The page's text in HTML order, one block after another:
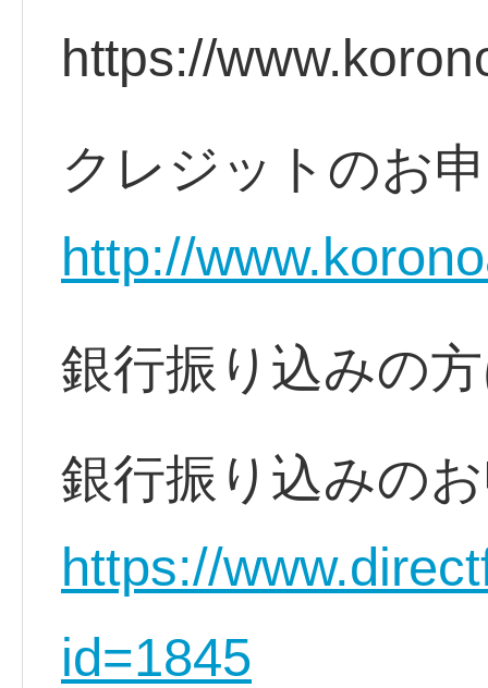
https://
クレジットのお
http://
銀行振り込みの
銀行振り込みの
https://
id=1845